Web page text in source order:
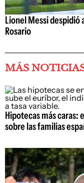
Lionel Messi despidió
Rosario
MÁS
Hipotecas más caras:
sobre las familias